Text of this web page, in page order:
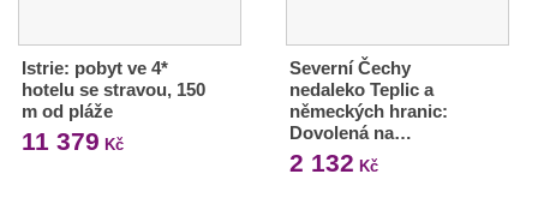
Istrie: pobyt ve 4*
hotelu se stravou, 150
m od pláže
11 379 Kč
Severní Čechy
nedaleko Teplic a
německých hranic:
Dovolená na…
2 132 Kč